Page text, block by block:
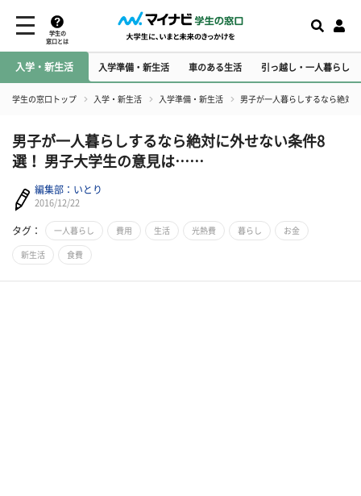
学生の
窓口とは
入学・新生活 入学準備・新生活 車のある生活 引っ越し・一人暮らし
学生の窓口トップ 入学・新生活 入学準備・新生活 男子が一人暮らしするなら絶対
男子が一人暮らしするなら絶対に外せない条件8
選！ 男子大学生の意見は……
編集部：いとり
2016/12/22
タグ： 一人暮らし 費用 生活 光熱費 暮らし お金
新生活 食費